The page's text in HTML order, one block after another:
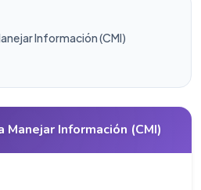
Información (CMI)
Manejar Información (CMI)